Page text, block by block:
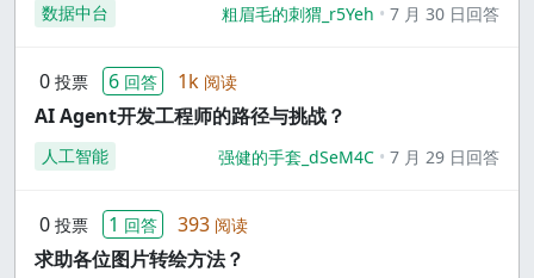
数据中台 粗眉毛的刺猬_r5Yeh 7 月 30 日回答
0 投票 6 回答 1k 阅读
AI Agent开发工程师的路径与挑战？
人工智能 强健的手套_dSeM4C 7 月 29 日回答
0 投票 1 回答 393 阅读
求助各位图片转绘方法？